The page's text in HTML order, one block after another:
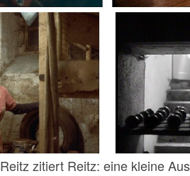
Reitz zitiert Reitz: eine kleine